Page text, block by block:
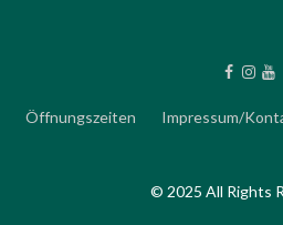
Öffnungszeiten Impressum/
© 2025 All Rights